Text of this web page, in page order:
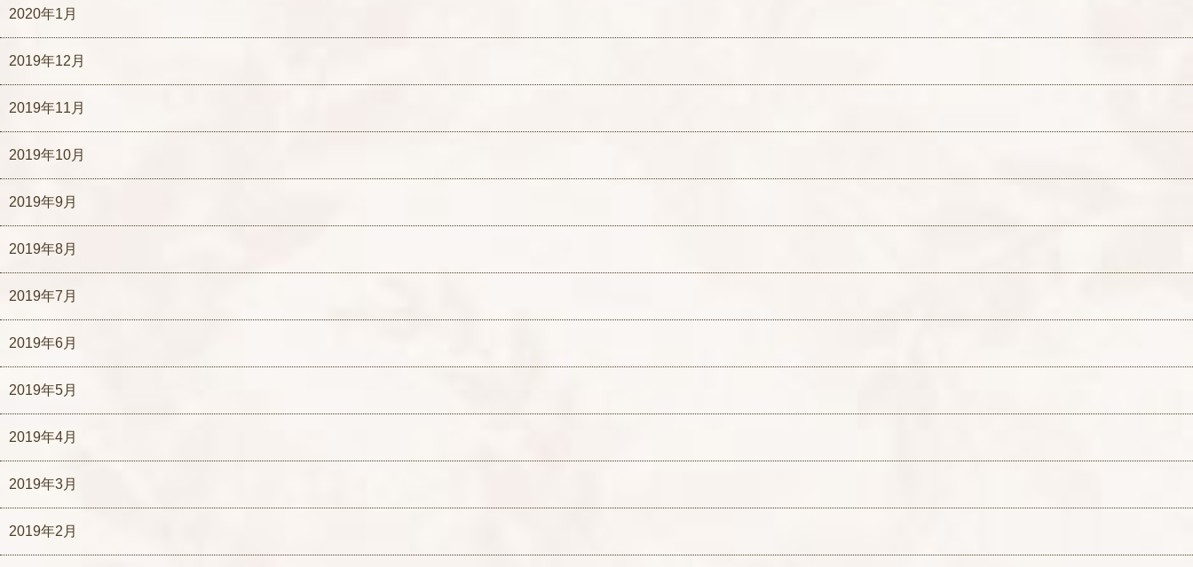
2020年1月
2019年12月
2019年11月
2019年10月
2019年9月
2019年8月
2019年7月
2019年6月
2019年5月
2019年4月
2019年3月
2019年2月